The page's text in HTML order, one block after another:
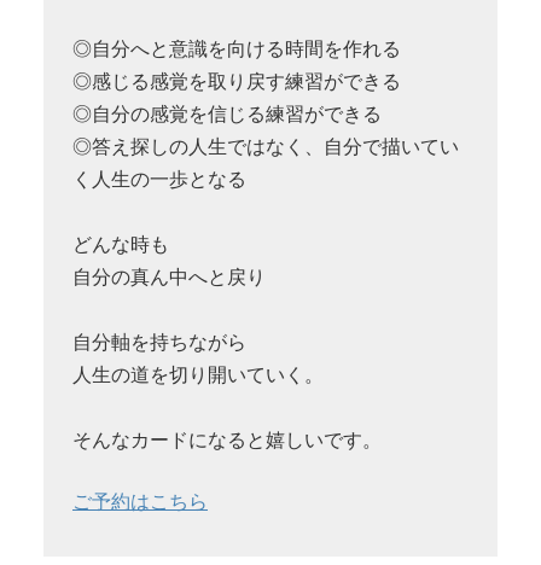
◎自分へと意識を向ける時間を作れる
◎感じる感覚を取り戻す練習ができる
◎自分の感覚を信じる練習ができる
◎答え探しの人生ではなく、自分で描いてい
く人生の一歩となる
どんな時も
自分の真ん中へと戻り
自分軸を持ちながら
人生の道を切り開いていく。
そんなカードになると嬉しいです。
ご予約はこちら